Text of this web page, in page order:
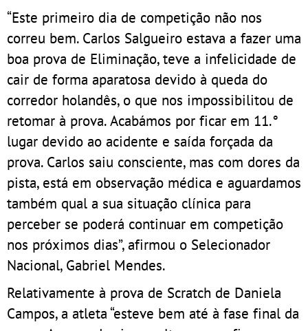
“Este primeiro dia de competição não nos
correu bem. Carlos Salgueiro estava a fazer uma
boa prova de Eliminação, teve a infelicidade de
cair de forma aparatosa devido à queda do
corredor holandês, o que nos impossibilitou de
retomar à prova. Acabámos por ficar em 11.°
lugar devido ao acidente e saída forçada da
prova. Carlos saiu consciente, mas com dores da
pista, está em observação médica e aguardamos
também qual a sua situação clínica para
perceber se poderá continuar em competição
nos próximos dias”, afirmou o Selecionador
Nacional, Gabriel Mendes.
Relativamente à prova de Scratch de Daniela
Campos, a atleta “esteve bem até à fase final da